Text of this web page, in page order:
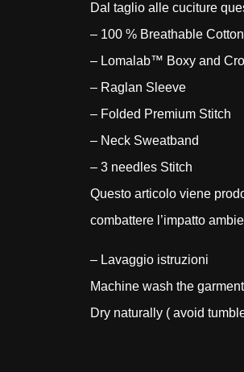
Dal taglio alle cuciture
– 100 % Breathable
– Lomalab™️ Boxy and
– Raglan Sleeve
– Folded Premium Stitch
– Neck Sweatband
– 3 needles Stitch
Questo articolo viene
combattere l’impatto
– Lavaggio istruzioni
Machine wash the
Dry naturally ( avoid